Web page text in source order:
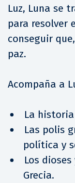
Luz, Luna se
para resolver
conseguir
paz.
Acompaña a
La
Las polis
política y
Los
Grecia.